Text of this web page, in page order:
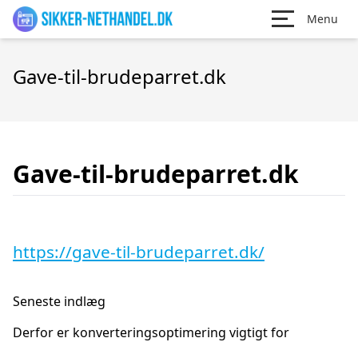
Menu
Gave-til-brudeparret.dk
Gave-til-brudeparret.dk
https://gave-til-brudeparret.dk/
Seneste indlæg
Derfor er konverteringsoptimering vigtigt for